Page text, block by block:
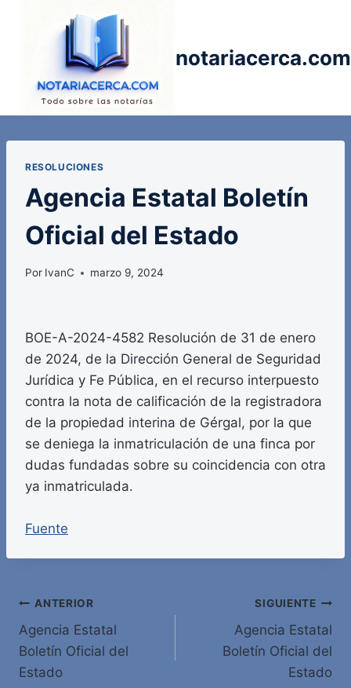
notariacerca.com
RESOLUCIONES
Agencia Estatal Boletín
Oficial del Estado
Por IvanC marzo 9, 2024
BOE-A-2024-4582 Resolución de 31 de enero
de 2024, de la Dirección General de Seguridad
Jurídica y Fe Pública, en el recurso interpuesto
contra la nota de calificación de la registradora
de la propiedad interina de Gérgal, por la que
se deniega la inmatriculación de una finca por
dudas fundadas sobre su coincidencia con otra
ya inmatriculada.
Fuente
Navegación
de
entradas
ANTERIOR
Agencia Estatal
Boletín Oficial del
Estado
SIGUIENTE
Agencia Estatal
Boletín Oficial del
Estado